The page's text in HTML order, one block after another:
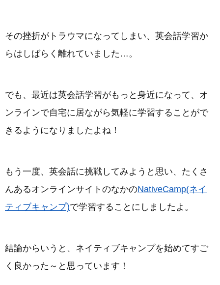
その挫折がトラウマになってしまい、英会話学習か
らはしばらく離れていました…。
でも、最近は英会話学習がもっと身近になって、オ
ンラインで自宅に居ながら気軽に学習することがで
きるようになりましたよね！
もう一度、英会話に挑戦してみようと思い、たくさ
んあるオンラインサイトのなかのNativeCamp(ネイ
ティブキャンプ)で学習することにしましたよ。
結論からいうと、ネイティブキャンプを始めてすご
く良かった～と思っています！